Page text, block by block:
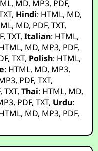
, MD, MP3, PDF,
, Hindi: HTML, MD,
, MD, PDF,TXT,
,TXT,Italian: HTML,
HTML, MD, MP3, PDF,
,TXT, Polish: HTML,
: HTML, MD, MP3,
, PDF,TXT,
,TXT,Thai: HTML, MD,
, PDF,TXT, Urdu:
HTML, MD, MP3, PDF,